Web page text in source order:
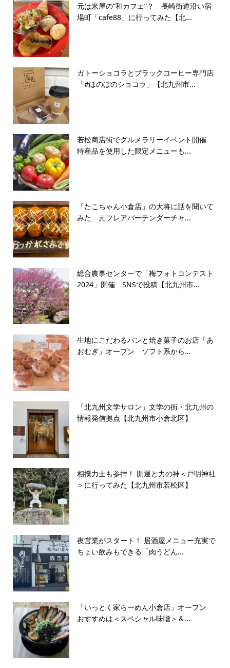
元は米屋の“和カフェ”？ 長崎街道沿い宿
場町「cafe88」に行ってみた【北...
ガトーショコラとブラックコーヒー専門店
「#ほのぼのショコラ」【北九州市...
若松商店街でグルメラリーイベント開催
特産品を使用した限定メニューも...
「たこちゃん小倉店」の大将に話を聞いて
みた 元フレアバーテンダーチャ...
総合農事センターで「梅フォトコンテスト
2024」開催 SNSで投稿【北九州市...
生地にこだわるパンと焼き菓子のお店「あ
おむぎ」オープン ソフト系から...
「北九州文学サロン」文学の街・北九州の
情報発信拠点【北九州市小倉北区】
相撲力士も参拝！ 開運と力の神＜戸明神社
＞に行ってみた【北九州市若松区】
夜営業がスタート！ 居酒屋メニュー充実で
ちょい飲みもできる「肉うどん...
「いっとく家らーめん小倉店」オープン
おすすめは＜スペシャル味噌＞＆...